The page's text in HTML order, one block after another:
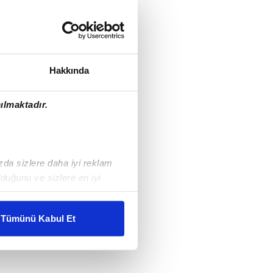
Hakkında
sizlere daha iyi reklam
ve sizlere en iyi
gösterilmeyecektir."
kullanılmaktadır. Bu
Tümünü Kabul Et